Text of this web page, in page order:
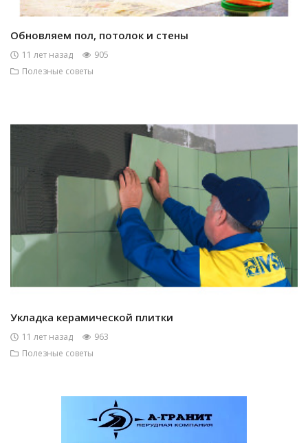
Обновляем пол, потолок и стены
11 лет назад
905
Полезные советы
Укладка керамической плитки
11 лет назад
963
Полезные советы